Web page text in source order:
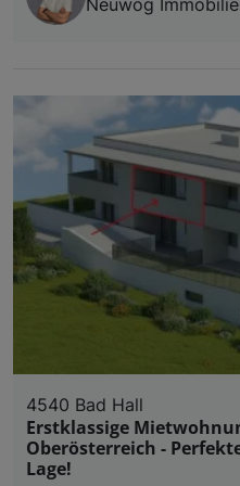
4540 Bad Hall
Erstklassige
Oberösterreich -
Lage!